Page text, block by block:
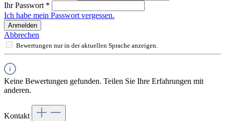
Ihr Passwort *
Ich habe mein Passwort vergessen.
Anmelden
Abbrechen
Bewertungen nur in der aktuellen Sprache anzeigen.
Keine Bewertungen gefunden. Teilen Sie Ihre Erfahrungen mit
anderen.
Kontakt